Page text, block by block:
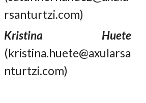
rsanturtzi.com)
Kristina Huete
(kristina.huete@axularsa
nturtzi.com)